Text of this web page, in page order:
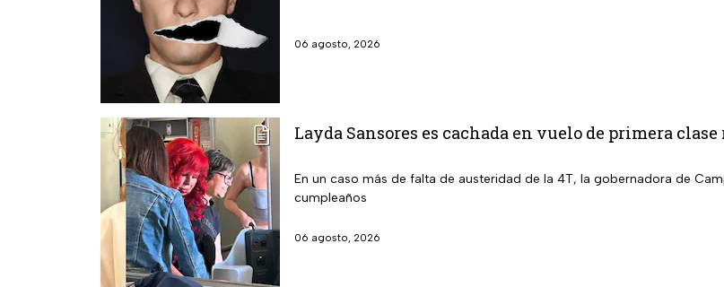
06 agosto, 2026
Layda Sansores es cachada en vuelo de primera
En un caso más de falta de austeridad de la 4T, la gobernadora de
cumpleaños
06 agosto, 2026